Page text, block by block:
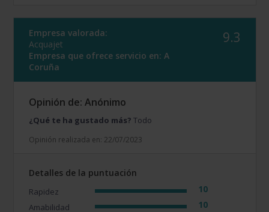
Empresa valorada:
Acquajet
Empresa que ofrece servicio en:A
Coruña
9.3
Opinión de: Anónimo
¿Qué te ha gustado más? Todo
Opinión realizada en: 22/07/2023
Detalles de la puntuación
Rapidez 10
Amabilidad 10